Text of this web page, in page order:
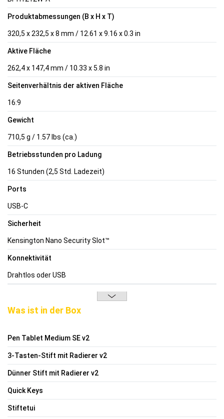
Produktabmessungen (B x H x T)
320,5 x 232,5 x 8 mm / 12.61 x 9.16 x 0.3 in
Aktive Fläche
262,4 x 147,4 mm / 10.33 x 5.8 in
Seitenverhältnis der aktiven Fläche
16:9
Gewicht
710,5 g / 1.57 lbs (ca.)
Betriebsstunden pro Ladung
16 Stunden (2,5 Std. Ladezeit)
Ports
USB-C
Sicherheit
Kensington Nano Security Slot™
Konnektivität
Drahtlos oder USB
Was ist in der Box
Pen Tablet Medium SE v2
3-Tasten-Stift mit Radierer v2
Dünner Stift mit Radierer v2
Quick Keys
Stiftetui